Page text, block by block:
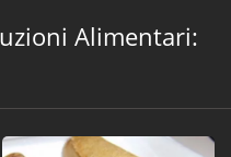
Alimentari: